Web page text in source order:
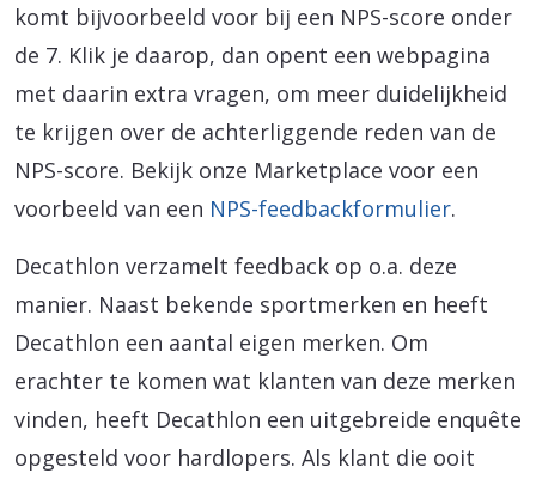
komt bijvoorbeeld voor bij een NPS-score onder
de 7. Klik je daarop, dan opent een webpagina
met daarin extra vragen, om meer duidelijkheid
te krijgen over de achterliggende reden van de
NPS-score. Bekijk onze Marketplace voor een
voorbeeld van een NPS-feedbackformulier.
Decathlon verzamelt feedback op o.a. deze
manier. Naast bekende sportmerken en heeft
Decathlon een aantal eigen merken. Om
erachter te komen wat klanten van deze merken
vinden, heeft Decathlon een uitgebreide enquête
opgesteld voor hardlopers. Als klant die ooit